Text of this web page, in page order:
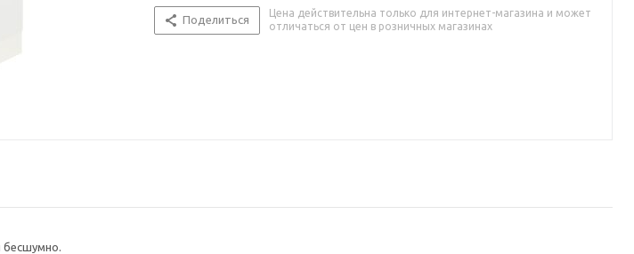
Поделиться
Цена действительна только для интернет-магазина и может
отличаться от цен в розничных магазинах
бесшумно.